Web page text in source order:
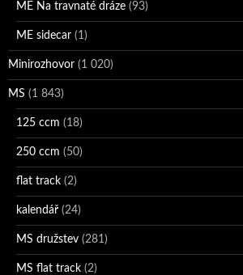
ME Na travnaté dráze (93)
ME sidecar (1)
Minirozhovor (1 020)
MS (1 843)
125 ccm (18)
250 ccm (50)
flat track (2)
kalendář (24)
MS družstev (281)
MS flat track (2)